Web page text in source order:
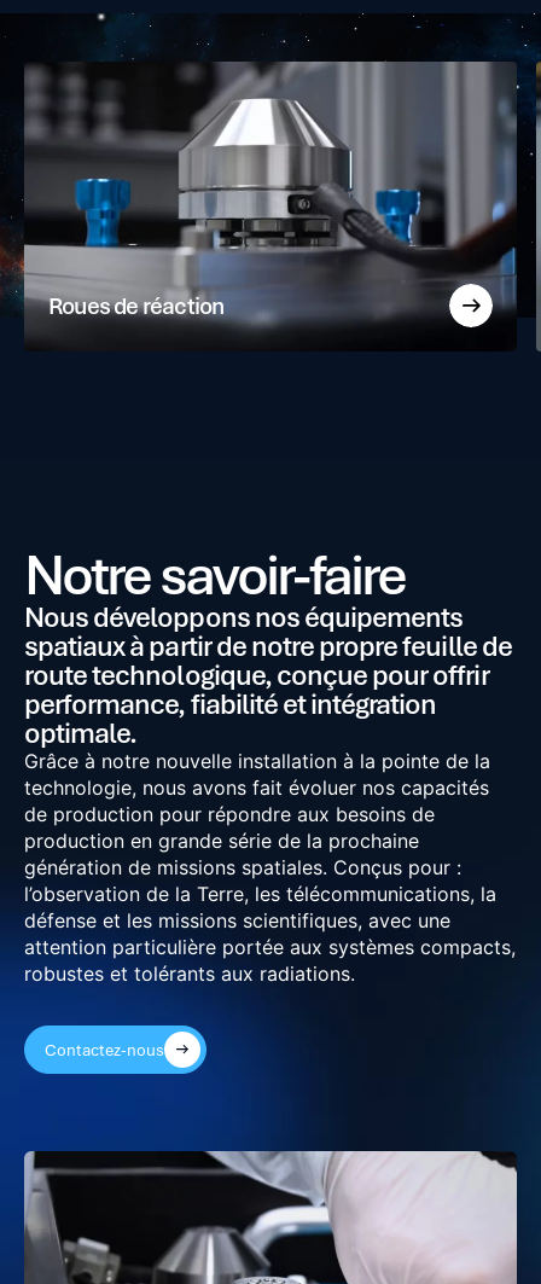
Roues de réaction
Notre savoir-faire
Nous développons nos équipements
spatiaux à partir de notre propre feuille de
route technologique, conçue pour offrir
performance, fiabilité et intégration
optimale.
Grâce à notre nouvelle installation à la pointe de la
technologie, nous avons fait évoluer nos capacités
de production pour répondre aux besoins de
production en grande série de la prochaine
génération de missions spatiales. Conçus pour :
l’observation de la Terre, les télécommunications, la
défense et les missions scientifiques, avec une
attention particulière portée aux systèmes compacts,
robustes et tolérants aux radiations.
Contactez-nous